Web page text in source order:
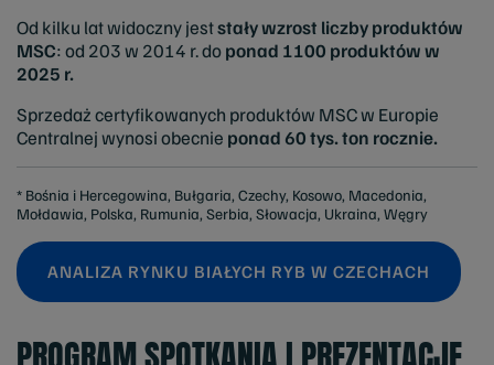
Od kilku lat widoczny jeststały wzrost liczby produktów
MSC: od 203 w 2014 r. doponad 1100 produktów w
2025 r.
Sprzedaż certyfikowanych produktów MSC w Europie
Centralnej wynosi obecnie ponad 60 tys. ton rocznie.
* Bośnia i Hercegowina, Bułgaria, Czechy, Kosowo, Macedonia,
Mołdawia, Polska, Rumunia, Serbia, Słowacja, Ukraina, Węgry
ANALIZA RYNKU BIAŁYCH RYB W CZECHACH